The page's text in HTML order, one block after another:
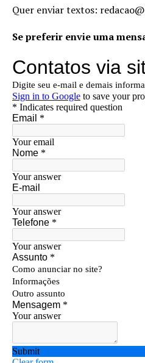
Quer enviar textos:
Se preferir envie uma